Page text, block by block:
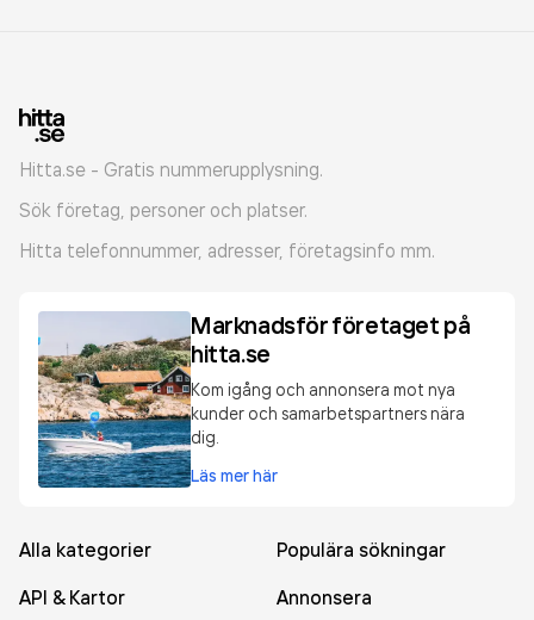
Hitta.se - Gratis nummerupplysning.
Sök företag, personer och platser.
Hitta telefonnummer, adresser, företagsinfo mm.
Marknadsför företaget på
hitta.se
Kom igång och annonsera mot nya
kunder och samarbetspartners nära
dig.
Läs mer här
Alla kategorier
Populära sökningar
API & Kartor
Annonsera